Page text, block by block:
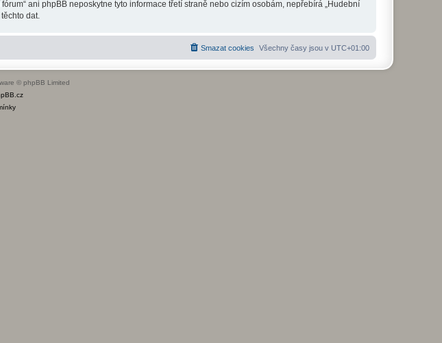
ani phpBB neposkytne tyto informace třetí straně nebo cizím osobám, nepřebírá „Hudební
dat.
Všechny časy jsou v UTC+01:00
Smazat cookies
© phpBB Limited